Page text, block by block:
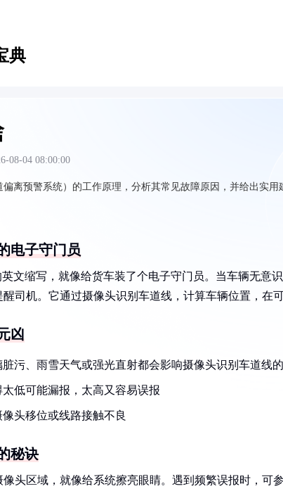
典
08-04 08:00:00
离预警系统）的工作原理，分析其常见故障原因，并给出实用
电子守门员
文缩写，就像给货车装了个电子守门员。当车辆无意
司机。它通过摄像头识别车道线，计算车辆位置，在
凶
脏污、雨雪天气或强光直射都会影响摄像头识别车道线
太低可能漏报，太高又容易误报
头移位或线路接触不良
秘诀
头区域，就像给系统擦亮眼睛。遇到频繁误报时，可